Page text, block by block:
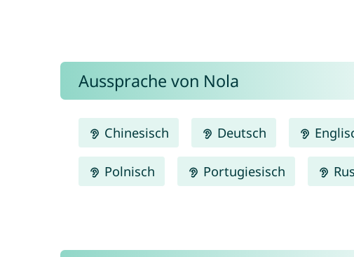
Aussprache von Nola
Chinesisch Deutsch
Polnisch Portugiesisch